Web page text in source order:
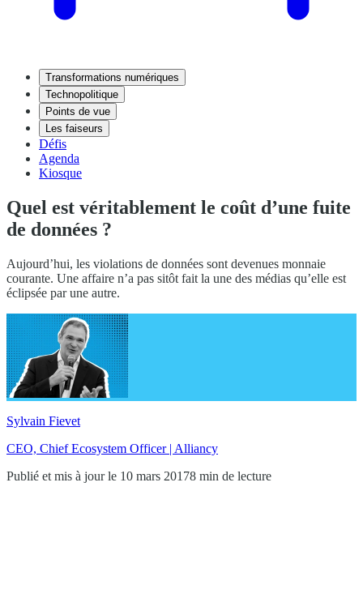
Transformations numériques
Technopolitique
Points de vue
Les faiseurs
Défis
Agenda
Kiosque
Quel est véritablement le coût d’une fuite
de données ?
Aujourd’hui, les violations de données sont devenues monnaie
courante. Une affaire n’a pas sitôt fait la une des médias qu’elle est
éclipsée par une autre.
Sylvain Fievet
CEO, Chief Ecosystem Officer | Alliancy
Publié et mis à jour le 10 mars 20178 min de lecture